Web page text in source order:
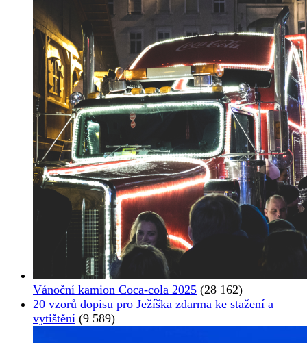
Vánoční kamion Coca-cola 2025 (28 162)
20 vzorů dopisu pro Ježíška zdarma ke stažení a
vytištění (9 589)